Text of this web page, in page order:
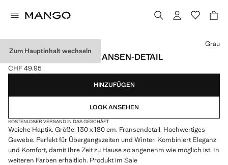
Zum Hauptinhalt wechseln
WEICHE DECKE MIT FRANSEN-DETAIL
Aktueller Preis [CHF 49.95 ]
CHF 49.95
Wählen Sie eine Farbe
Grau
HINZUFÜGEN
LOOK ANSEHEN
KOSTENLOSER VERSAND IN DAS GESCHÄFT
Weiche Haptik. Größe: 130 x 180 cm. Fransendetail. Hochwertiges
Gewebe. Perfekt für Übergangszeiten und Winter. Kombiniert Eleganz
und Komfort, damit Ihre Zeit zu Hause so angenehm wie möglich ist. In
weiteren Farben erhältlich. Produkt im Sale